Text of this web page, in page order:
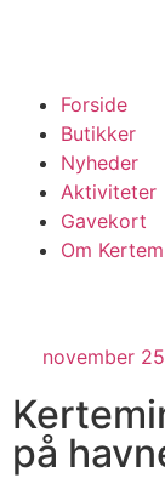
Forside
Butikker
Nyheder
Aktiviteter
Gavekort
Om
november
på